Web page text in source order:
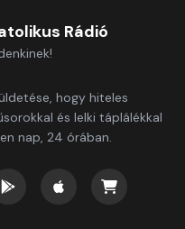
Rádió
hogy hiteles
és lelki táplálékkal
nap, 24 órában.